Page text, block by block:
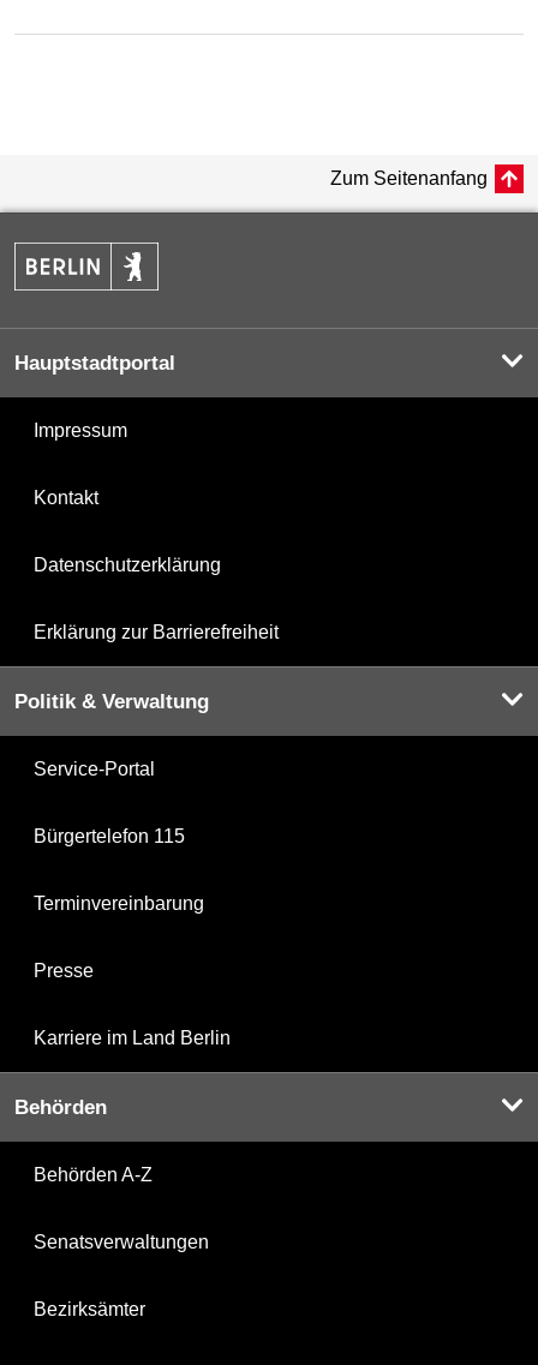
Zum Seitenanfang
Hauptstadtportal
Impressum
Kontakt
Datenschutzerklärung
Erklärung zur Barrierefreiheit
Politik & Verwaltung
Service-Portal
Bürgertelefon 115
Terminvereinbarung
Presse
Karriere im Land Berlin
Behörden
Behörden A-Z
Senatsverwaltungen
Bezirksämter